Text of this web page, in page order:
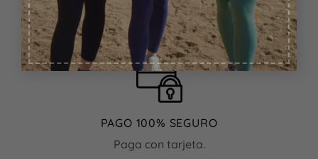
ENVÍOS GRATIS
Para compras superiores a 70€
PAGO 100% SEGURO
Paga con tarjeta.